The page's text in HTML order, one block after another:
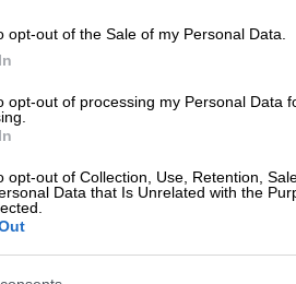
opt-out of the Sale of my Personal Data.
opt-out of processing my Personal Data
opt-out of Collection, Use, Retention,
Data that Is Unrelated with the
σωσίβιων» μαίνεται
Ο Δήμος Δυτικής
συγκέντρωσε
πέταξε έξω από δομή